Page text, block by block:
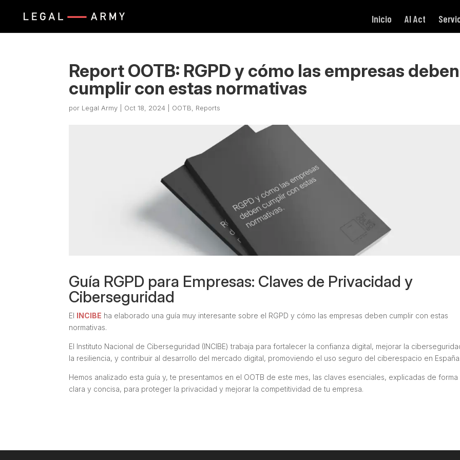
Inicio AI Act
Report OOTB: RGPD y cómo las empresas deben
cumplir con estas normativas
por Legal Army Oct 18, 2024 OOTB Reports
Guía RGPD para Empresas: Claves de Privacidad y
Ciberseguridad
El INCIBE ha elaborado una guía muy interesante sobre el RGPD y cómo las empresas deben cumplir con estas
normativas.
El Instituto Nacional de Ciberseguridad (INCIBE) trabaja para fortalecer la confianza digital, mejorar la
la resiliencia, y contribuir al desarrollo del mercado digital, promoviendo el uso seguro del ciberespacio en España.
Hemos analizado esta guía y, te presentamos en el OOTB de este mes, las claves esenciales, explicadas de forma
clara y concisa, para proteger la privacidad y mejorar la competitividad de tu empresa.